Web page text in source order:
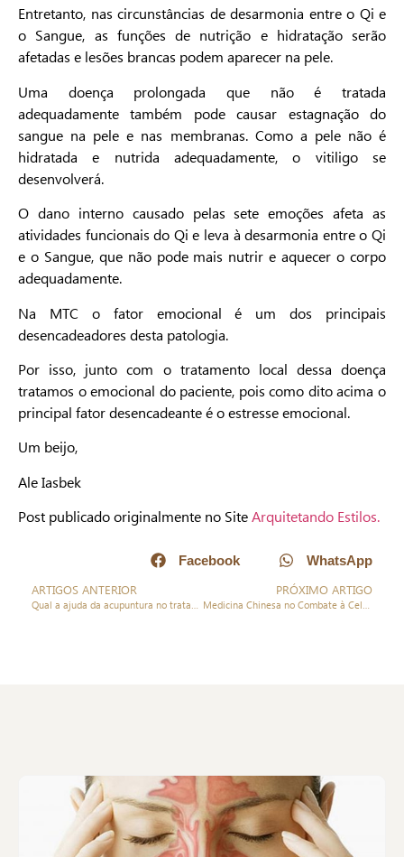
Entretanto, nas circunstâncias de desarmonia entre o Qi e
o Sangue, as funções de nutrição e hidratação serão
afetadas e lesões brancas podem aparecer na pele.
Uma doença prolongada que não é tratada
adequadamente também pode causar estagnação do
sangue na pele e nas membranas. Como a pele não é
hidratada e nutrida adequadamente, o vitiligo se
desenvolverá.
O dano interno causado pelas sete emoções afeta as
atividades funcionais do Qi e leva à desarmonia entre o Qi
e o Sangue, que não pode mais nutrir e aquecer o corpo
adequadamente.
Na MTC o fator emocional é um dos principais
desencadeadores desta patologia.
Por isso, junto com o tratamento local dessa doença
tratamos o emocional do paciente, pois como dito acima o
principal fator desencadeante é o estresse emocional.
Um beijo,
Ale Iasbek
Post publicado originalmente no SiteArquitetando Estilos.
Facebook
WhatsApp
ARTIGOS ANTERIOR
PRÓXIMO ARTIGO